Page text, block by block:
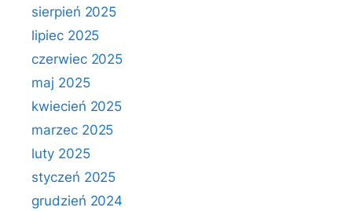
sierpień 2025
lipiec 2025
czerwiec 2025
maj 2025
kwiecień 2025
marzec 2025
luty 2025
styczeń 2025
grudzień 2024